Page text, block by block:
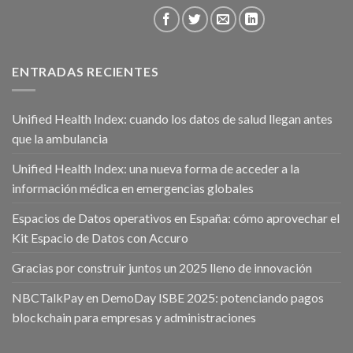
ENTRADAS RECIENTES
Unified Health Index: cuando los datos de salud llegan antes
que la ambulancia
Unified Health Index: una nueva forma de acceder a la
información médica en emergencias globales
Espacios de Datos operativos en España: cómo aprovechar el
Kit Espacio de Datos con Accuro
Gracias por construir juntos un 2025 lleno de innovación
NBCTalkPay en DemoDay ISBE 2025: potenciando pagos
blockchain para empresas y administraciones